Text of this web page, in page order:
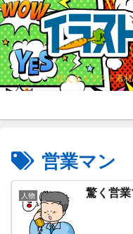
使えるイラスト素
営業マン
人物 驚く営